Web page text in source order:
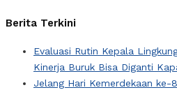
Berita Terkini
Evaluasi Rutin Kepala
Kinerja Buruk Bisa Diganti
Jelang Hari Kemerdekaan ke-